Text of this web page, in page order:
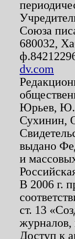
Союза
680032,
dv.com
Юрьев,
Сухинин,
выдано
и
В 2006 г.
ст. 13
журналов,
Доступ к